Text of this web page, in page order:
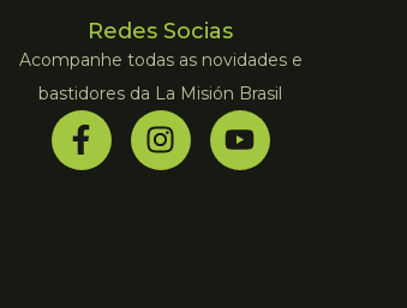
Redes Socias
Acompanhe todas as novidades e
bastidores da La Misión Brasil